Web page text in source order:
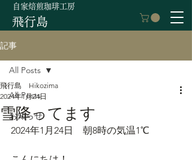
自家焙煎珈琲工房
飛行島
記事
All Posts
お知らせ
All Posts
雪降ってます
飛行島 Hikozima
2024年1月24日
2024年1月24日　朝8時の気温1℃